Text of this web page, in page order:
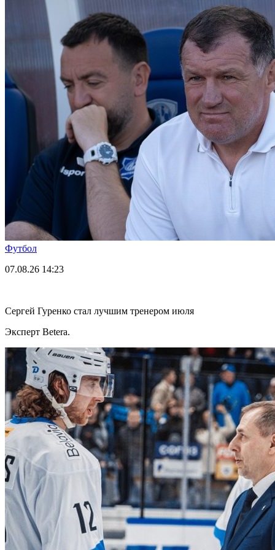
Футбол
07.08.26 14:23
Сергей Гуренко стал лучшим тренером июля
Эксперт Betera.